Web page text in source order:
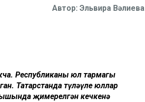
Эльвира Вәлиева
Республиканың юл тармагы
Татарстанда түләүле юллар
җимерелгән кечкенә